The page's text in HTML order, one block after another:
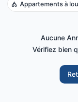
Appartements à
Aucune
Vérifiez bien